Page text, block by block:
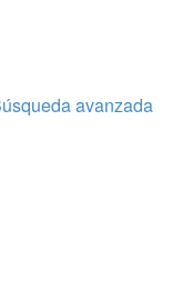
avanzada